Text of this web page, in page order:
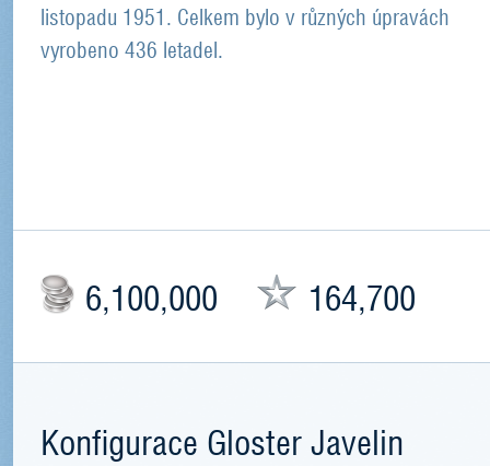
listopadu 1951. Celkem bylo v různých úpravách
vyrobeno 436 letadel.
6,100,000 164,700
Konfigurace Gloster Javelin